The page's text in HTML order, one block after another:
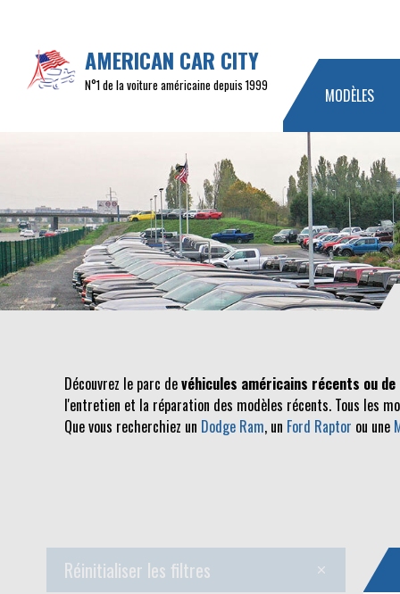
AMERICAN CAR CITY
N°1 de la voiture américaine depuis 1999 MODÈLES
Découvrez le parc devéhicules américains récents ou
l'entretien et la réparation des modèles récents. Tous les
Que vous recherchiez un Dodge Ram, un Ford Raptor ou une
Réinitialiser les filtres